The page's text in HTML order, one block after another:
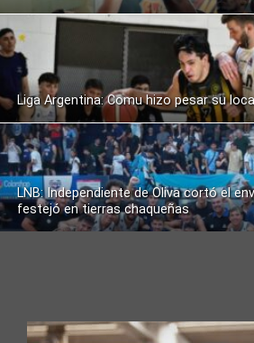
Liga Argentina: Comu hizo pesar su
LNB: Independiente de Oliva cortó el
festejó en tierras chaqueñas